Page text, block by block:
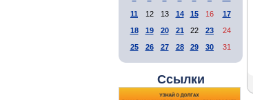
11
12 13 14 15 16
17
18
19 20 21 22 23
24
25
26 27 28 29 30 31
Ссылки